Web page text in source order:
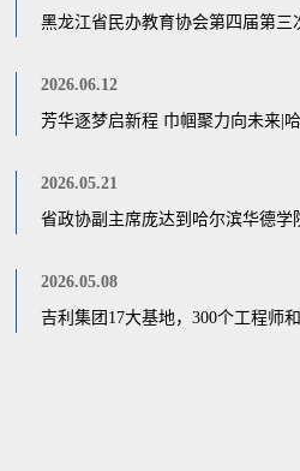
黑龙江省民办教育协会第四届第三
2026.06.12
芳华逐梦启新程 巾帼聚力向未来|哈
2026.05.21
省政协副主席庞达到哈尔滨华德学
2026.05.08
吉利集团17大基地，300个工程师和